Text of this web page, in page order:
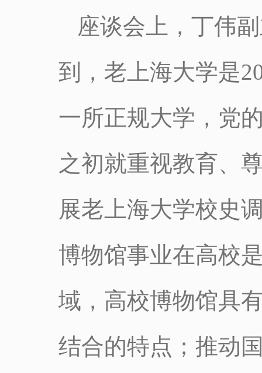
座谈会上，丁伟
到，老上海大学是
一所正规大学，党
之初就重视教育、
展老上海大学校史
博物馆事业在高校
域，高校博物馆具
结合的特点；推动